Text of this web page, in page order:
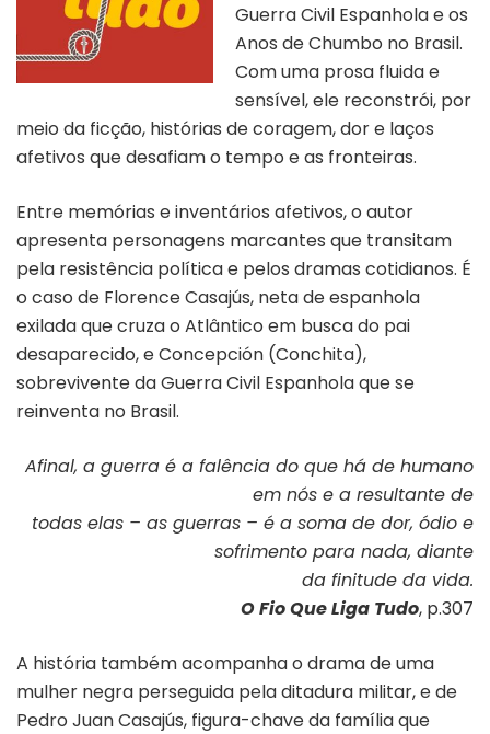
Guerra Civil Espanhola e os
Anos de Chumbo no Brasil.
Com uma prosa fluida e
sensível, ele reconstrói, por
meio da ficção, histórias de coragem, dor e laços
afetivos que desafiam o tempo e as fronteiras.
Entre memórias e inventários afetivos, o autor
apresenta personagens marcantes que transitam
pela resistência política e pelos dramas cotidianos. É
o caso de Florence Casajús, neta de espanhola
exilada que cruza o Atlântico em busca do pai
desaparecido, e Concepción (Conchita),
sobrevivente da Guerra Civil Espanhola que se
reinventa no Brasil.
Afinal, a guerra é a falência do que há de humano
em nós e a resultante de
todas elas – as guerras – é a soma de dor, ódio e
sofrimento para nada, diante
da finitude da vida.
O Fio Que Liga Tudo, p.307
A história também acompanha o drama de uma
mulher negra perseguida pela ditadura militar, e de
Pedro Juan Casajús, figura-chave da família que